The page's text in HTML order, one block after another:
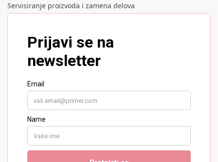
Servisiranje proizvoda i zamena delova